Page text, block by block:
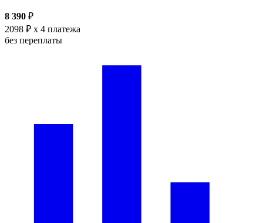
8 390 ₽
2098 ₽ x 4 платежа
без переплаты